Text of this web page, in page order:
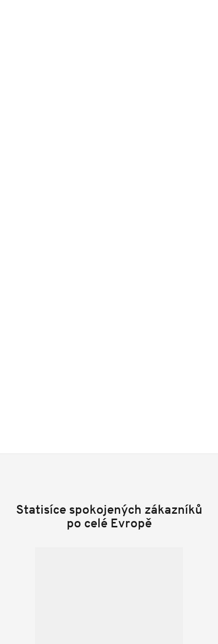
Statisíce spokojených zákazníků
po celé Evropě